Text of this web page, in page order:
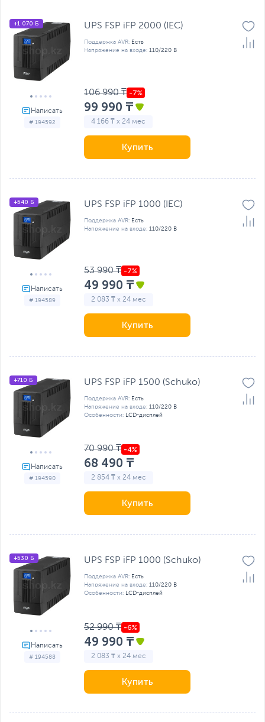
# 194592
+1 070 Б UPS FSP iFP 2000 (IEC)
Поддержка AVR: Есть
Напряжение на входе: 110/220 В
106 990 ₸
99 990 ₸
4 166 ₸ x 24 мес
Купить
# 194589
+540 Б UPS FSP iFP 1000 (IEC)
Поддержка AVR: Есть
Напряжение на входе: 110/220 В
53 990 ₸
49 990 ₸
2 083 ₸ x 24 мес
Купить
# 194590
+710 Б UPS FSP iFP 1500 (Schuko)
Поддержка AVR: Есть
Напряжение на входе: 110/220 В
Особенности:
LCD-дисплей
70 990 ₸
68 490 ₸
2 854 ₸ x 24 мес
Купить
# 194588
+530 Б UPS FSP iFP 1000 (Schuko)
Поддержка AVR: Есть
Напряжение на входе: 110/220 В
Особенности: LCD-дисплей
52 990 ₸
49 990 ₸
2 083 ₸ x 24 мес
Купить